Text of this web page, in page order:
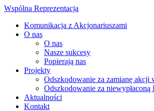
Wspólna Reprezentacja
Komunikacja z Akcjonariuszami
O nas
O nas
Nasze sukcesy
Popierają nas
Projekty
Odszkodowanie za zamianę akcji
Odszkodowanie za
Aktualności
Kontakt